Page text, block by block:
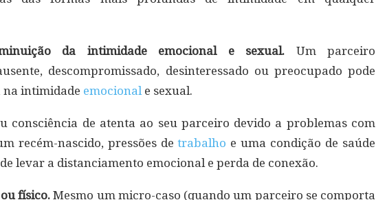
da intimidade emocional e sexual. Um parceiro
descompromissado, desinteressado ou preocupado pode
na intimidade emocionale sexual.
consciência de atenta ao seu parceiro devido a problemas com
recém-nascido, pressões detrabalho e uma condição de saúde
levar a distanciamento emocional e perda de conexão.
físico. Mesmo um micro-caso (quando um parceiro se comporta